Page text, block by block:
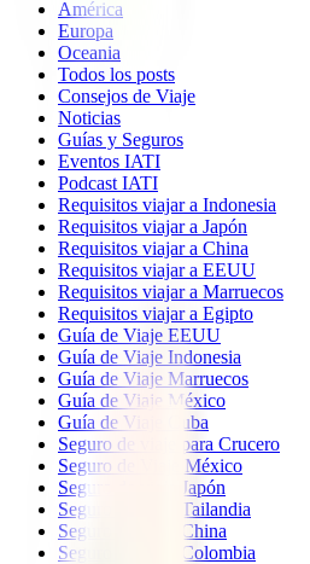
América
Europa
Oceania
Todos los posts
Consejos de Viaje
Noticias
Guías y Seguros
Eventos IATI
Podcast IATI
Requisitos viajar a Indonesia
Requisitos viajar a Japón
Requisitos viajar a China
Requisitos viajar a EEUU
Requisitos viajar a Marruecos
Requisitos viajar a Egipto
Guía de Viaje EEUU
Guía de Viaje Indonesia
Guía de Viaje Marruecos
Guía de Viaje México
Guía de Viaje Cuba
Seguro de viaje para Crucero
Seguro de Viaje México
Seguro de viaje Japón
Seguro de viaje Tailandia
Seguro de viaje China
Seguro de viaje Colombia